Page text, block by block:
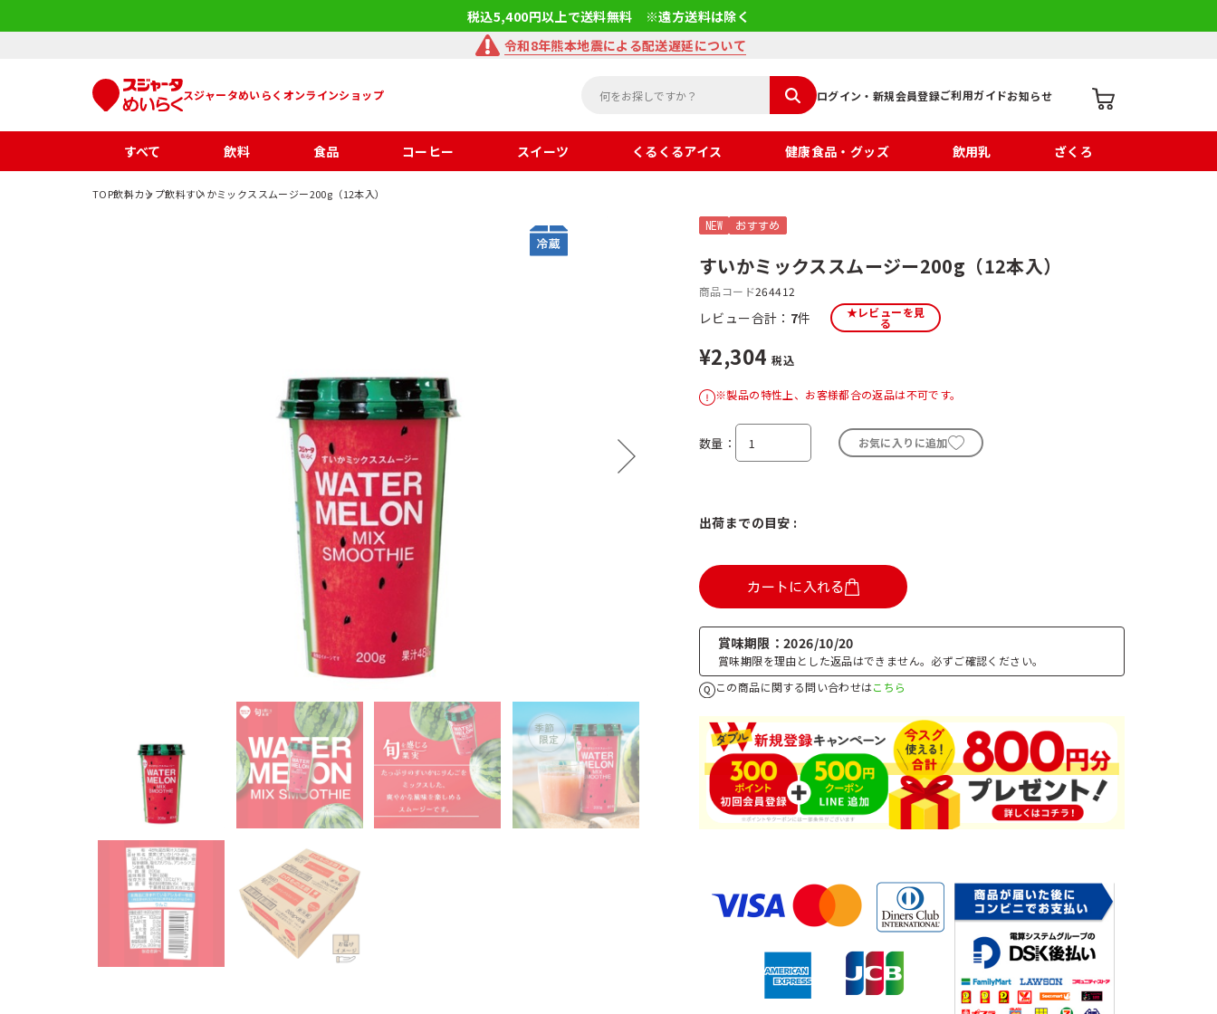
税込5,400円以上で送料無料 ※遠方送料は除く
令和8年熊本地震による配送遅延について
スジャータめいらくオンラインショップ ログイン・新規会員登録
すべて 飲料 食品 コーヒー スイーツ くるくるアイス 健康食品・グッズ 飲用乳 ざくろ
ご利用ガイドお知らせ
TOP飲料カップ飲料すいかミックススムージー200g（12本入）
NEW おすすめ
すいかミックススムージー200g（12本入）
商品コード264412
レビュー合計： 7件 ★レビューを見
る
¥2,304 税込
※製品の特性上、お客様都合の返品は不可です。
数量 お気に入りに追加
出荷までの目安 :
カートに入れる
賞味期限 2026/10/20
賞味期限を理由とした返品はできません。必ずご確認ください。
この商品に関する問い合わせはこちら